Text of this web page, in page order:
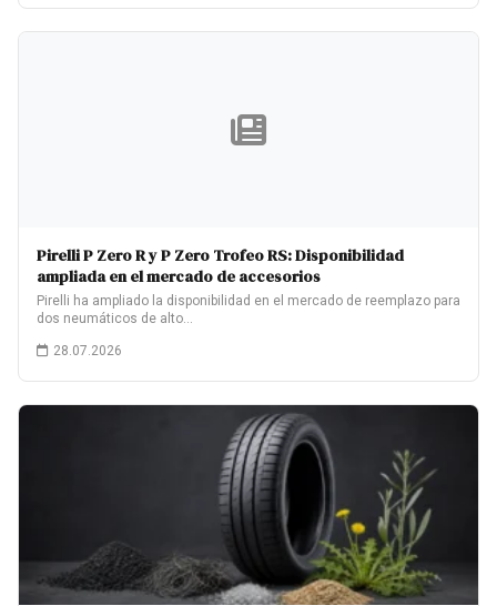
Pirelli P Zero R y P Zero Trofeo RS: Disponibilidad
ampliada en el mercado de accesorios
Pirelli ha ampliado la disponibilidad en el mercado de reemplazo para
dos neumáticos de alto…
28.07.2026